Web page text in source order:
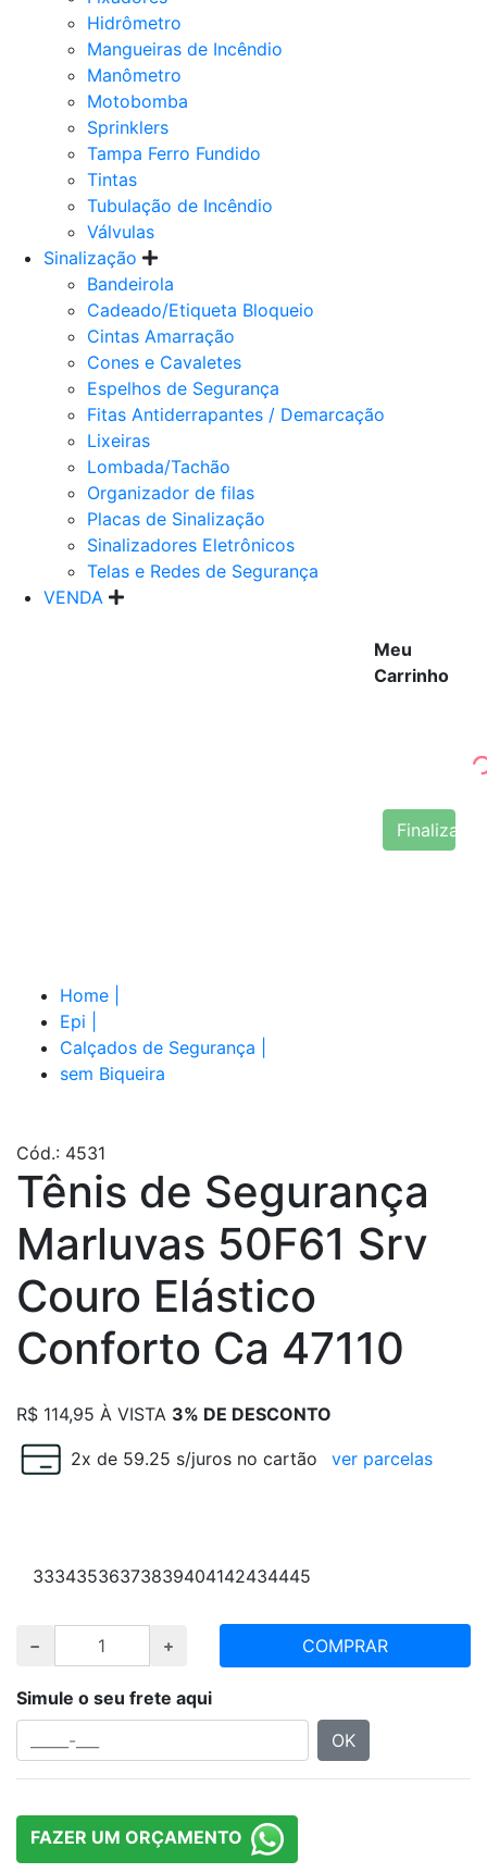
Hidrômetro
Mangueiras de Incêndio
Manômetro
Motobomba
Sprinklers
Tampa Ferro Fundido
Tintas
Tubulação de Incêndio
Válvulas
Sinalização
Bandeirola
Cadeado/Etiqueta Bloqueio
Cintas Amarração
Cones e Cavaletes
Espelhos de Segurança
Fitas Antiderrapantes / Demarcação
Lixeiras
Lombada/Tachão
Organizador de filas
Placas de Sinalização
Sinalizadores Eletrônicos
Telas e Redes de Segurança
VENDA
Meu
Carrinho
Finalizar
Home
Epi
Calçados de Segurança
sem Biqueira
Cód.: 4531
Tênis de Segurança
Marluvas 50F61 Srv
Couro Elástico
Conforto Ca 47110
R$ 114,95 À VISTA 3% DE DESCONTO
2x de 59.25 s/juros no cartão ver parcelas
33343536373839404142434445
COMPRAR
Simule o seu frete aqui
OK
FAZER UM ORÇAMENTO